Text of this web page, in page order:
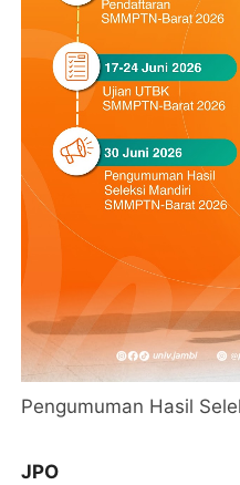
Pengumuman Hasil
JPO